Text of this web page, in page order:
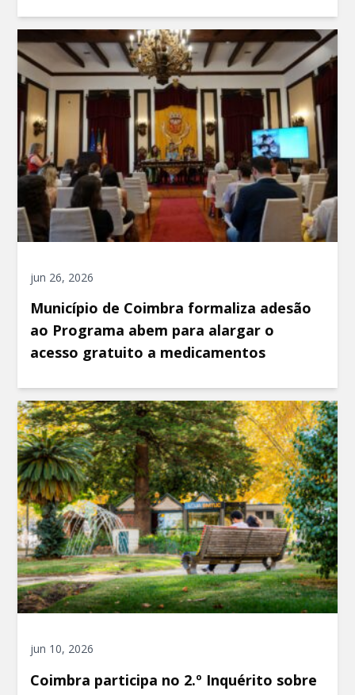
jun 26, 2026
Município de Coimbra formaliza adesão
ao Programa abem para alargar o
acesso gratuito a medicamentos
jun 10, 2026
Coimbra participa no 2.º Inquérito sobre